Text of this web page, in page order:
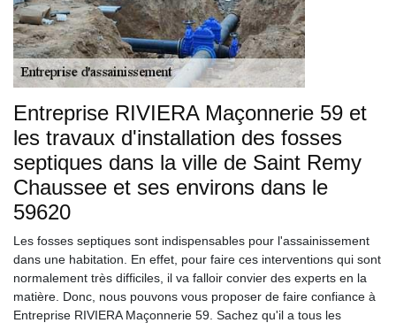
Entreprise RIVIERA Maçonnerie 59 et
les travaux d'installation des fosses
septiques dans la ville de Saint Remy
Chaussee et ses environs dans le
59620
Les fosses septiques sont indispensables pour l'assainissement
dans une habitation. En effet, pour faire ces interventions qui sont
normalement très difficiles, il va falloir convier des experts en la
matière. Donc, nous pouvons vous proposer de faire confiance à
Entreprise RIVIERA Maçonnerie 59. Sachez qu'il a tous les